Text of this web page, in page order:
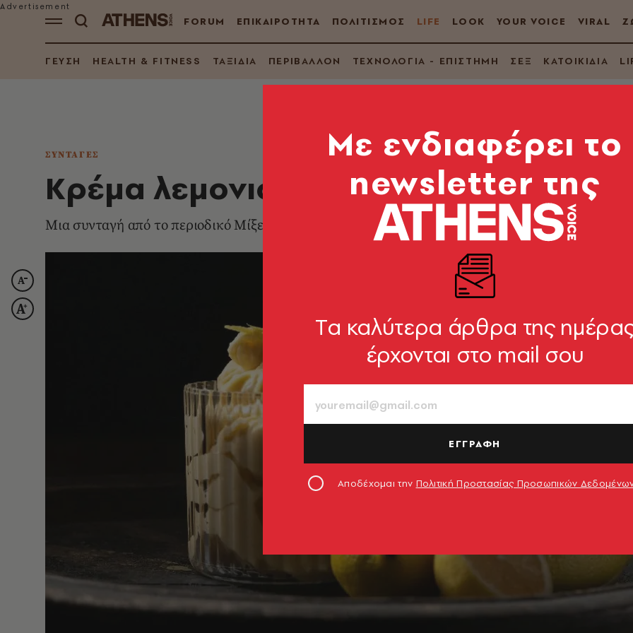
FORUM ΕΠΙΚΑΙΡΟΤΗΤΑ ΠΟΛΙΤΙΣΜΟΣ LIFE LOOK YOUR VOICE VIRAL
ΓΕΥΣΗ HEALTH & FITNESS ΤΑΞΙΔΙΑ ΠΕΡΙΒΑΛΛΟΝ ΤΕΧΝΟΛΟΓΙΑ - ΕΠΙΣΤΗΜΗ ΣΕΞ ΚΑΤΟΙΚΙΔΙΑ
ΣΥΝΤΑΓΕΣ
Κρέμα λεμονιού
Μια συνταγή από το περιοδικό Μίξερ
Mε ενδιαφέρει το
newsletter της
Tα καλύτερα άρθρα της
έρχονται στο mail σου
ΕΓΓΡΑΦΗ
Αποδέχομαι την Πολιτική Προστασίας Προσωπικών